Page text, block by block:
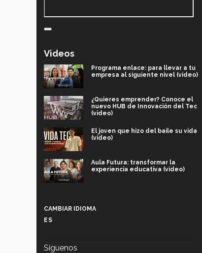
Videos
Programa enlace: para llevar a tu
empresa al siguiente nivel (video)
¿Quieres emprender? Conoce el
nuevo HUB de Innovación del Tec
(video)
El joven que hizo del baile su vida
(video)
Aula Futura: transformar la
experiencia educativa (video)
CAMBIAR IDIOMA
ES
Síguenos